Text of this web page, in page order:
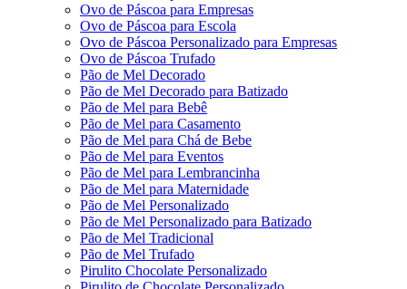
Ovo de Páscoa para Empresas
Ovo de Páscoa para Escola
Ovo de Páscoa Personalizado para Empresas
Ovo de Páscoa Trufado
Pão de Mel Decorado
Pão de Mel Decorado para Batizado
Pão de Mel para Bebê
Pão de Mel para Casamento
Pão de Mel para Chá de Bebe
Pão de Mel para Eventos
Pão de Mel para Lembrancinha
Pão de Mel para Maternidade
Pão de Mel Personalizado
Pão de Mel Personalizado para Batizado
Pão de Mel Tradicional
Pão de Mel Trufado
Pirulito Chocolate Personalizado